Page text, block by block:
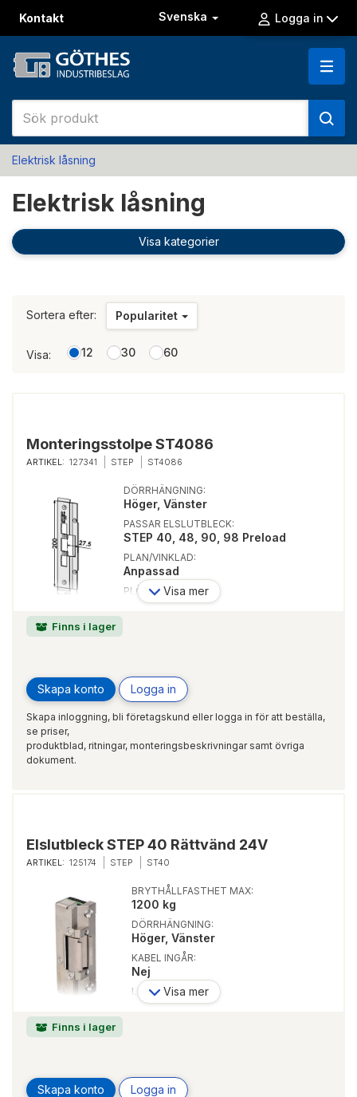
Kontakt Svenska Logga in
Elektrisk låsning
Elektrisk låsning
Visa kategorier
Sortera efter: Popularitet
Visa: 12 30 60
Monteringsstolpe ST4086
ARTIKEL: 127341 STEP ST4086
Finns i lager
Skapa konto Logga in
Skapa inloggning, bli företagskund eller logga in för att beställa,
se priser,
produktblad, ritningar, monteringsbeskrivningar samt övriga
dokument.
DÖRRHÄNGNING:
Höger, Vänster
PASSAR ELSLUTBLECK:
STEP 40, 48, 90, 98 Preload
PLAN/VINKLAD:
Anpassad
PLÖSMÅTT:
27,5 mm
Visa mer
Elslutbleck STEP 40 Rättvänd 24V
ARTIKEL: 125174 STEP ST40
Finns i lager
Skapa konto Logga in
BRYTHÅLLFASTHET MAX:
1200 kg
DÖRRHÄNGNING:
Höger, Vänster
KABEL INGÅR:
Nej
LISTTRYCK:
250 kg
Visa mer